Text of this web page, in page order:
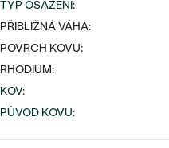
TYP OSAZENÍ:
PŘIBLIŽNÁ VÁHA:
POVRCH KOVU:
RHODIUM:
KOV:
PŮVOD KOVU: